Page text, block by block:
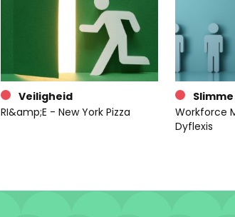
Veiligheid
RI&amp;E - New York Pizza
Workforce
Dyflexis